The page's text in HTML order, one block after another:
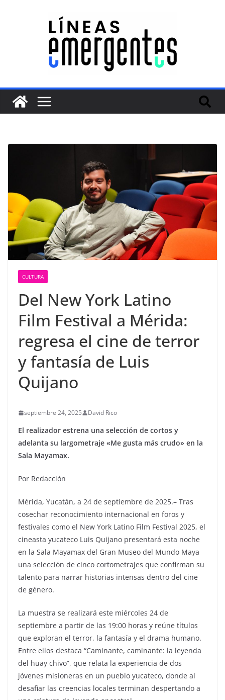
CULTURA
Del New York Latino
Film Festival a Mérida:
regresa el cine de terror
y fantasía de Luis
Quijano
septiembre 24, 2025 David Rico
El realizador estrena una selección de cortos y
adelanta su largometraje «Me gusta más crudo» en la
Sala Mayamax.
Por Redacción
Mérida, Yucatán, a 24 de septiembre de 2025.– Tras
cosechar reconocimiento internacional en foros y
festivales como el New York Latino Film Festival 2025, el
cineasta yucateco Luis Quijano presentará esta noche
en la Sala Mayamax del Gran Museo del Mundo Maya
una selección de cinco cortometrajes que confirman su
talento para narrar historias intensas dentro del cine
de género.
La muestra se realizará este miércoles 24 de
septiembre a partir de las 19:00 horas y reúne títulos
que exploran el terror, la fantasía y el drama humano.
Entre ellos destaca “Caminante, caminante: la leyenda
del huay chivo”, que relata la experiencia de dos
jóvenes misioneras en un pueblo yucateco, donde al
desafiar las creencias locales terminan despertando a